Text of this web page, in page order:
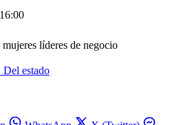
líderes de negocio
estado